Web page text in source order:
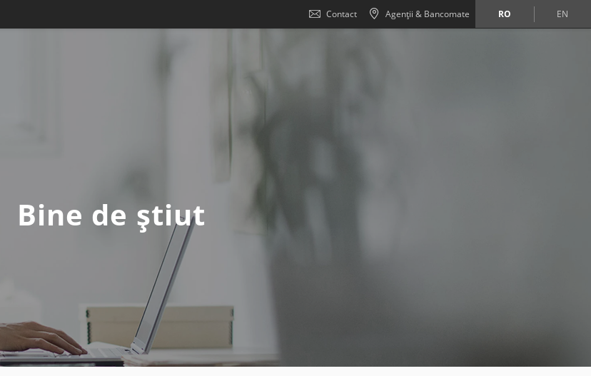
Contact Agenții & Bancomate RO EN
Bine de știut